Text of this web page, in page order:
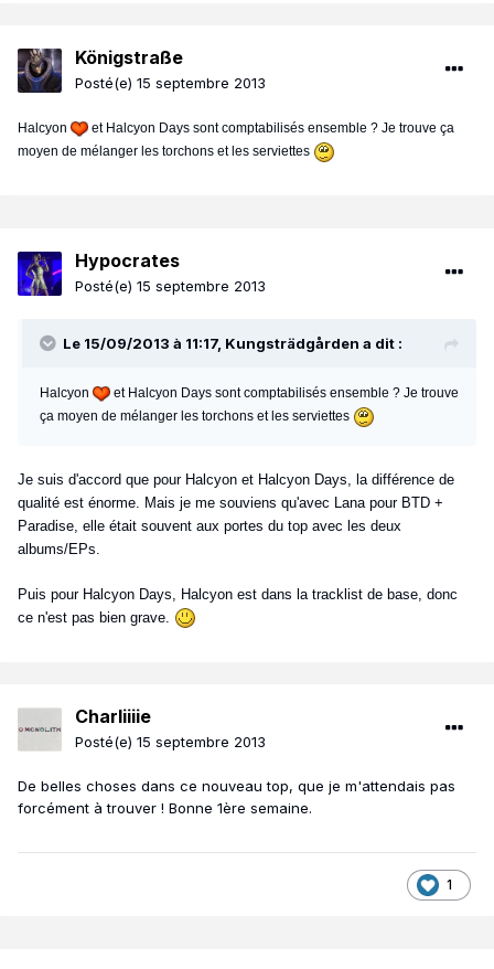
Königstraße
Posté(e) 15 septembre 2013
Halcyon
et Halcyon Days sont comptabilisés ensemble ? Je trouve ça
moyen de mélanger les torchons et les serviettes
Hypocrates
Posté(e) 15 septembre 2013
Le 15/09/2013 à 11:17, Kungsträdgården a dit :
Halcyon
et Halcyon Days sont comptabilisés ensemble ? Je trouve
ça moyen de mélanger les torchons et les serviettes
Je suis d'accord que pour Halcyon et Halcyon Days, la différence de
qualité est énorme. Mais je me souviens qu'avec Lana pour BTD +
Paradise, elle était souvent aux portes du top avec les deux
albums/EPs.
Puis pour Halcyon Days, Halcyon est dans la tracklist de base, donc
ce n'est pas bien grave.
Charliiiie
Posté(e) 15 septembre 2013
De belles choses dans ce nouveau top, que je m'attendais pas
forcément à trouver ! Bonne 1ère semaine.
1